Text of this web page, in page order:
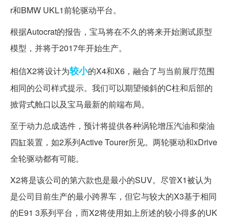
r和BMW UKL1前轮驱动平台。
根据Autocrat的报告，宝马将在不久的将来开始测试原型
模型，并将于2017年开始生产。
相信X2将设计为较小的X4和X6，融合了与当前展厅范围
相同的公司样式提示。我们可以期望倾斜的C柱和后部的
掀背式舱口以及宝马最新的前端布局。
至于动力总成选件，预计将提供各种涡轮增压汽油和柴油
四缸装置，如2系列Active Tourer所见。两轮驱动和xDrive
全轮驱动都有可能。
X2将是该公司的第六款也是最小的SUV。尽管X1被认为
是公司目前生产的最小跨界车，但它与较大的X3基于相同
的E91 3系列平台，而X2将使用如上所述的较小得多的UK